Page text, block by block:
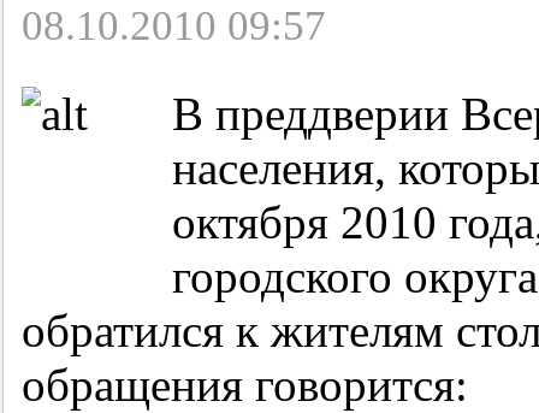
08.10.2010 09:57
В преддверии
населения,
октября 2010
городского
обратился к жителям
обращения говорится: